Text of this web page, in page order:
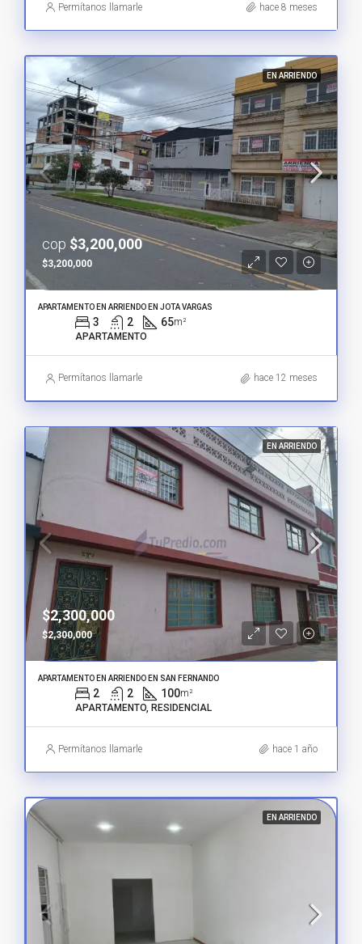
Permítanos llamarle hace 8 meses
EN ARRIENDO
cop $3,200,000
$3,200,000
APARTAMENTO EN ARRIENDO EN JOTA VARGAS
3 2 65m²
APARTAMENTO
Permítanos llamarle hace 12 meses
EN ARRIENDO
$2,300,000
$2,300,000
APARTAMENTO EN ARRIENDO EN SAN FERNANDO
2 2 100m²
APARTAMENTO, RESIDENCIAL
Permítanos llamarle hace 1 año
EN ARRIENDO